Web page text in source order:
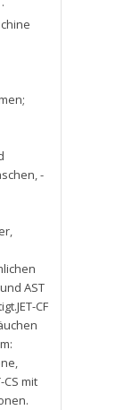
,-
,
AST
CF
,
CS mit